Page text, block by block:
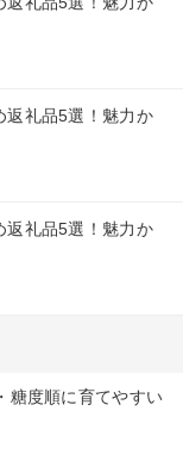
返礼品5選！魅力か
返礼品5選！魅力か
糖度順に育てやすい